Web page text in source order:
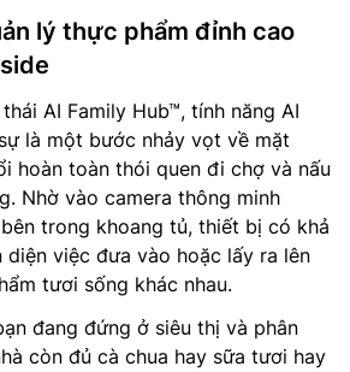
lý thực phẩm đỉnh cao
AI Family Hub™, tính năng AI
là một bước nhảy vọt về mặt
hoàn toàn thói quen đi chợ và nấu
Nhờ vào camera thông minh
trong khoang tủ, thiết bị có khả
diện việc đưa vào hoặc lấy ra lên
tươi sống khác nhau.
đang đứng ở siêu thị và phân
còn đủ cà chua hay sữa tươi hay